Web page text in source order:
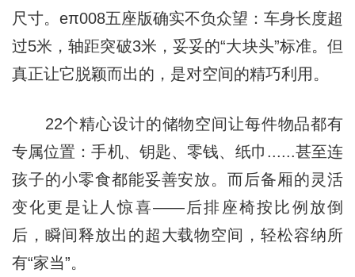
尺寸。eπ008五座版确实不负众望：车身长度超
过5米，轴距突破3米，妥妥的“大块头”标准。但
真正让它脱颖而出的，是对空间的精巧利用。
22个精心设计的储物空间让每件物品都有
专属位置：手机、钥匙、零钱、纸巾......甚至连
孩子的小零食都能妥善安放。而后备厢的灵活
变化更是让人惊喜——后排座椅按比例放倒
后，瞬间释放出的超大载物空间，轻松容纳所
有“家当”。